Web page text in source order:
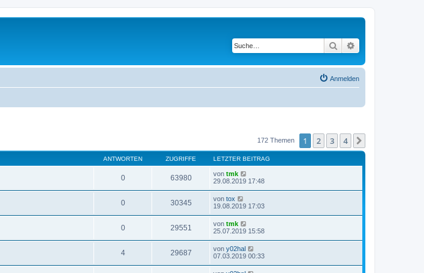
Suche
Anmelden
172 Themen 1 2 3 4
ANTWORTEN ZUGRIFFE LETZTER BEITRAG
0 63980 von tmk
29.08.2019 17:48
0 30345 von tox
19.08.2019 17:03
0 29551 von tmk
25.07.2019 15:58
4 29687 von y02hal
07.03.2019 00:33